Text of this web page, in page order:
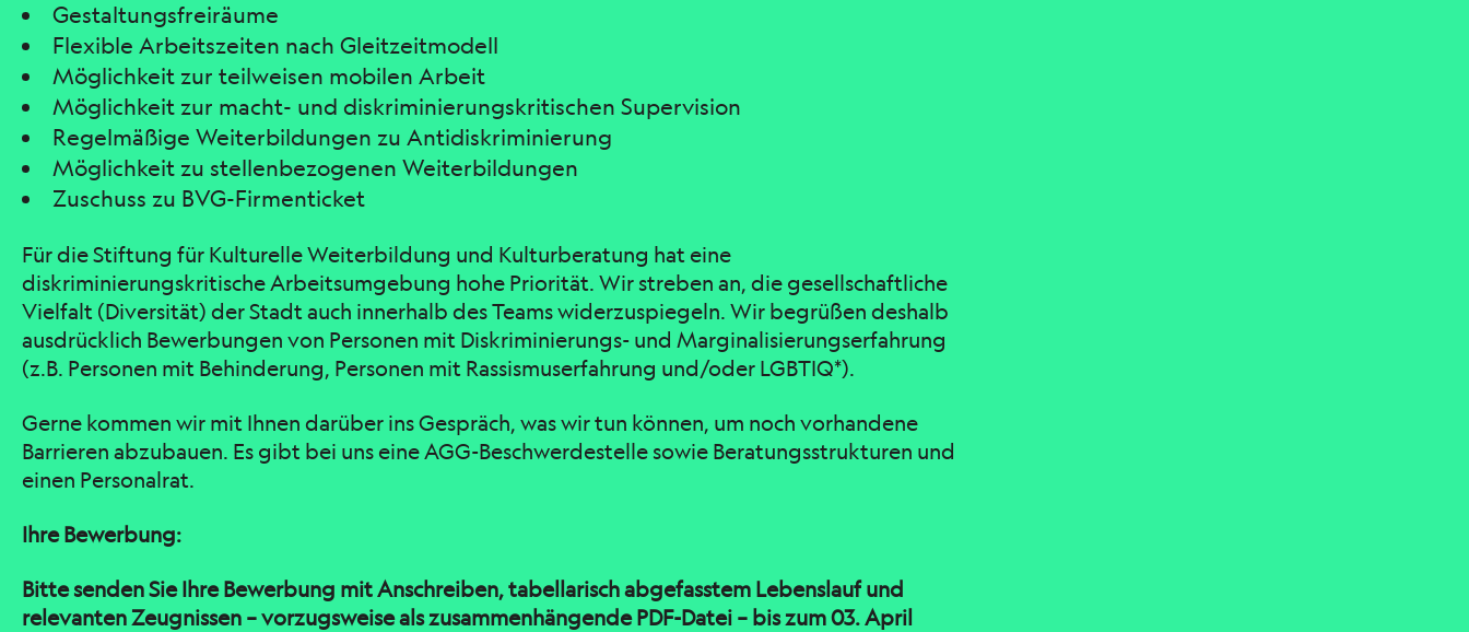
Gestaltungsfreiräume
Flexible Arbeitszeiten nach Gleitzeitmodell
Möglichkeit zur teilweisen mobilen Arbeit
Möglichkeit zur macht- und diskriminierungskritischen Supervision
Regelmäßige Weiterbildungen zu Antidiskriminierung
Möglichkeit zu stellenbezogenen Weiterbildungen
Zuschuss zu BVG-Firmenticket
Für die Stiftung für Kulturelle Weiterbildung und Kulturberatung hat eine
diskriminierungskritische Arbeitsumgebung hohe Priorität. Wir streben an, die gesellschaftliche
Vielfalt (Diversität) der Stadt auch innerhalb des Teams widerzuspiegeln. Wir begrüßen deshalb
ausdrücklich Bewerbungen von Personen mit Diskriminierungs- und Marginalisierungserfahrung
(z.B. Personen mit Behinderung, Personen mit Rassismuserfahrung und/oder LGBTIQ*).
Gerne kommen wir mit Ihnen darüber ins Gespräch, was wir tun können, um noch vorhandene
Barrieren abzubauen. Es gibt bei uns eine AGG-Beschwerdestelle sowie Beratungsstrukturen und
einen Personalrat.
Ihre Bewerbung:
Bitte senden Sie Ihre Bewerbung mit Anschreiben, tabellarisch abgefasstem Lebenslauf und
relevanten Zeugnissen – vorzugsweise als zusammenhängende PDF-Datei – bis zum 03. April